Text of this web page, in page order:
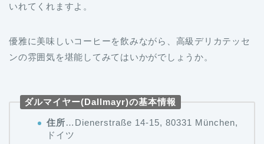
いれてくれますよ。
優雅に美味しいコーヒーを飲みながら、高級デリカテッセ
ンの雰囲気を堪能してみてはいかがでしょうか。
ダルマイヤー(Dallmayr)の基本情報
住所…Dienerstraße 14-15, 80331 München,
ドイツ